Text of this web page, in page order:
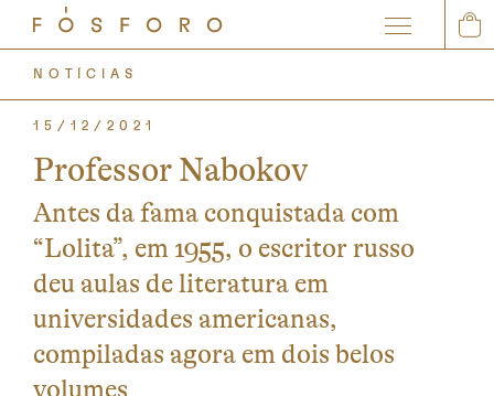
NOTÍCIAS
15/12/2021
Professor Nabokov
Antes da fama conquistada com
“Lolita”, em 1955, o escritor russo
deu aulas de literatura em
universidades americanas,
compiladas agora em dois belos
volumes